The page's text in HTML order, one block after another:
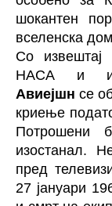
шокантен
вселенска
Со извештај
НАСА и
Авиејшн се
криење
Потрошени
изостанал.
пред
27 јануари